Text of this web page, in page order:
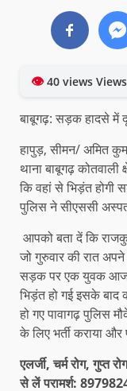
👁40 views Views
बाबूगढ़: सड़क हादसे में
हापुड़, सीमन/ अमित
थाना बाबूगढ़
कि वहां से भिड़ंत होगी
पुलिस ने सीएससी
आपको बता दें कि
जो गुरुवार की रात
सड़क पर एक युवक आजा
भिड़ंत हो गई इसके बाद
हो गए पावागढ़ पुलिस
के लिए भर्ती कराया
एलर्जी, चर्म रोग, गुप्त
से लें परामर्श: